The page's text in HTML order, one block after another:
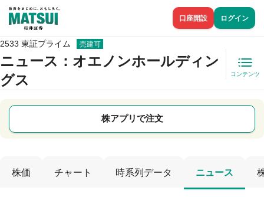
口座開設 ログイン
2533 東証プライム 売建可
ニュース ：オエノンホールディン
グス
コンテンツ
株アプリで注文
株価 チャート 時系列データ ニュース